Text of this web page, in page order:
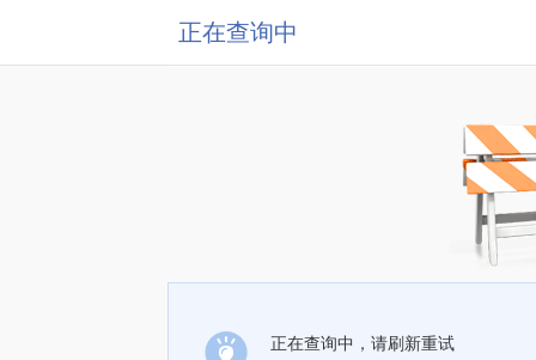
正在查询中
正在查询中，请刷新重试